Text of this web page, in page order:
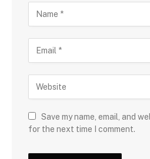
Save my name, email, and
for the next time I comment.